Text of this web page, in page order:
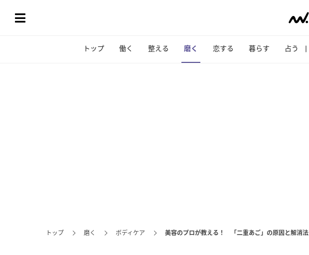
トップ 働く 整える 磨く 恋する 暮らす 占う
トップ 磨く ボディケア 美容のプロが教える！ 「二重あご」の原因と解消法